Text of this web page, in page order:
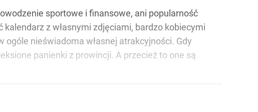
sportowe i finansowe, ani popularność
z własnymi zdjęciami, bardzo kobiecymi
ogóle nieświadoma własnej atrakcyjności. Gdy
panienki z prowincji. A przecież to one są